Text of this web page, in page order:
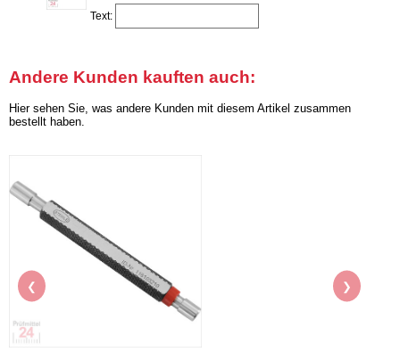
Text:
Andere Kunden kauften auch:
Hier sehen Sie, was andere Kunden mit diesem Artikel zusammen
bestellt haben.
❮ ❯